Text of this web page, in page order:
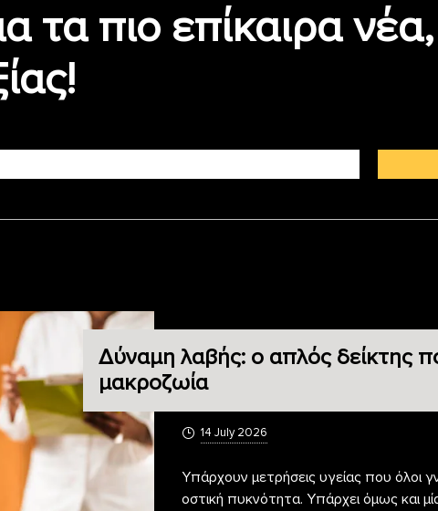
τα πιο επίκαιρα
Δύναμη λαβής: ο απλός δείκτης
μακροζωία
14 July 2026
Υπάρχουν μετρήσεις υγείας που όλοι
οστική πυκνότητα. Υπάρχει όμως και